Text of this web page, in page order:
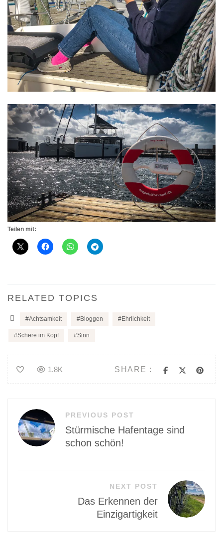
Teilen mit:
RELATED TOPICS
Achtsamkeit Bloggen Ehrlichkeit
Schere im Kopf Sinn
SHARE :
1.8K
Beitragsnavigation
PREVIOUS POST
Stürmische Hafentage sind
schon schön!
NEXT POST
Das Erkennen der
Einzigartigkeit